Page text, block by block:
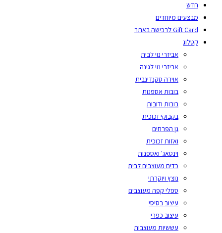
חדש
מבצעים מיוחדים
Gift Card לרכישה באתר
קטלוג
אביזרי נוי לבית
אביזרי נוי לגינה
אוירה סקנדינבית
בובות אספנות
בובות ודובות
בקבוקי זכוכית
גן הפרחים
ואזות זכוכית
וינטאג' ואספנות
כדים מעוצבים לבית
נוצץ ויוקרתי
ספלי קפה מעוצבים
עיצוב בסיסי
עיצוב כפרי
עששיות מעוצבות